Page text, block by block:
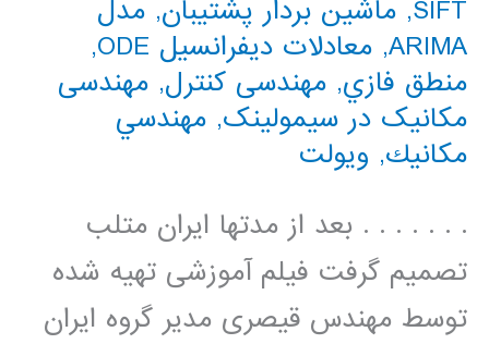
SIFT
, ماشین بردار پشتیبان, مدل
ARIMA
, معادلات دیفرانسیل ODE
,
منطق فازي, مهندسی کنترل, مهندسی
مکانیک در سیمولینک, مهندسي
مكانيك, ویولت
. . . . . . . بعد از مدتها ایران متلب
تصمیم گرفت فیلم آموزشی تهیه شده
توسط مهندس قیصری مدیر گروه ایران